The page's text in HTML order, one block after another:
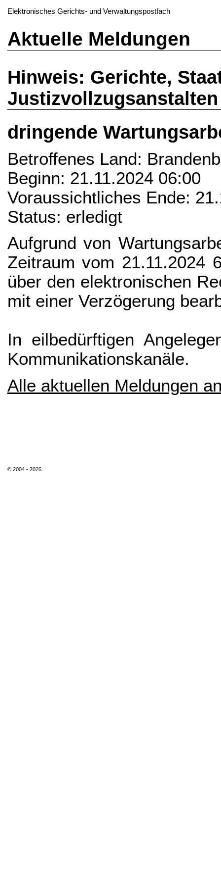
Elektronisches Gerichts- und Verwaltungspostfach
Aktuelle Meldungen
Hinweis: Gerichte,
Justizvollzugsanstalten
dringende
Betroffenes Land:
Beginn: 21.11.2024 06:00
Voraussichtliches Ende:
Status: erledigt
Aufgrund von
Zeitraum vom 21.11.2024
über den elektronischen
mit einer Verzögerung
In eilbedürftigen
Kommunikationskanäle.
Alle aktuellen Meldungen
© 2004 - 2026